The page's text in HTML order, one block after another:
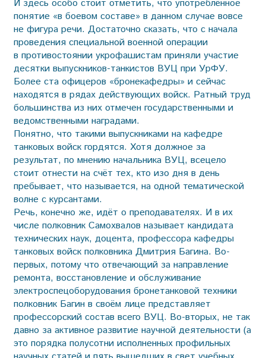
И здесь особо стоит отметить, что употреблённое
понятие «в боевом составе» в данном случае вовсе
не фигура речи. Достаточно сказать, что с начала
проведения специальной военной операции
в противостоянии укрофашистам приняли участие
десятки выпускников-танкистов ВУЦ при УрФУ.
Более ста офицеров «бронекафедры» и сейчас
находятся в рядах действующих войск. Ратный труд
большинства из них отмечен государственными и
ведомственными наградами.
Понятно, что такими выпускниками на кафедре
танковых войск гордятся. Хотя должное за
результат, по мнению начальника ВУЦ, всецело
стоит отнести на счёт тех, кто изо дня в день
пребывает, что называется, на одной тематической
волне с курсантами.
Речь, конечно же, идёт о преподавателях. И в их
числе полковник Самохвалов называет кандидата
технических наук, доцента, профессора кафедры
танковых войск полковника Дмитрия Багина. Во-
первых, потому что отвечающий за направление
ремонта, восстановление и обслуживание
электроспецоборудования бронетанковой техники
полковник Багин в своём лице представляет
профессорский состав всего ВУЦ. Во-вторых, не так
давно за активное развитие научной деятельности (а
это порядка полусотни исполненных профильных